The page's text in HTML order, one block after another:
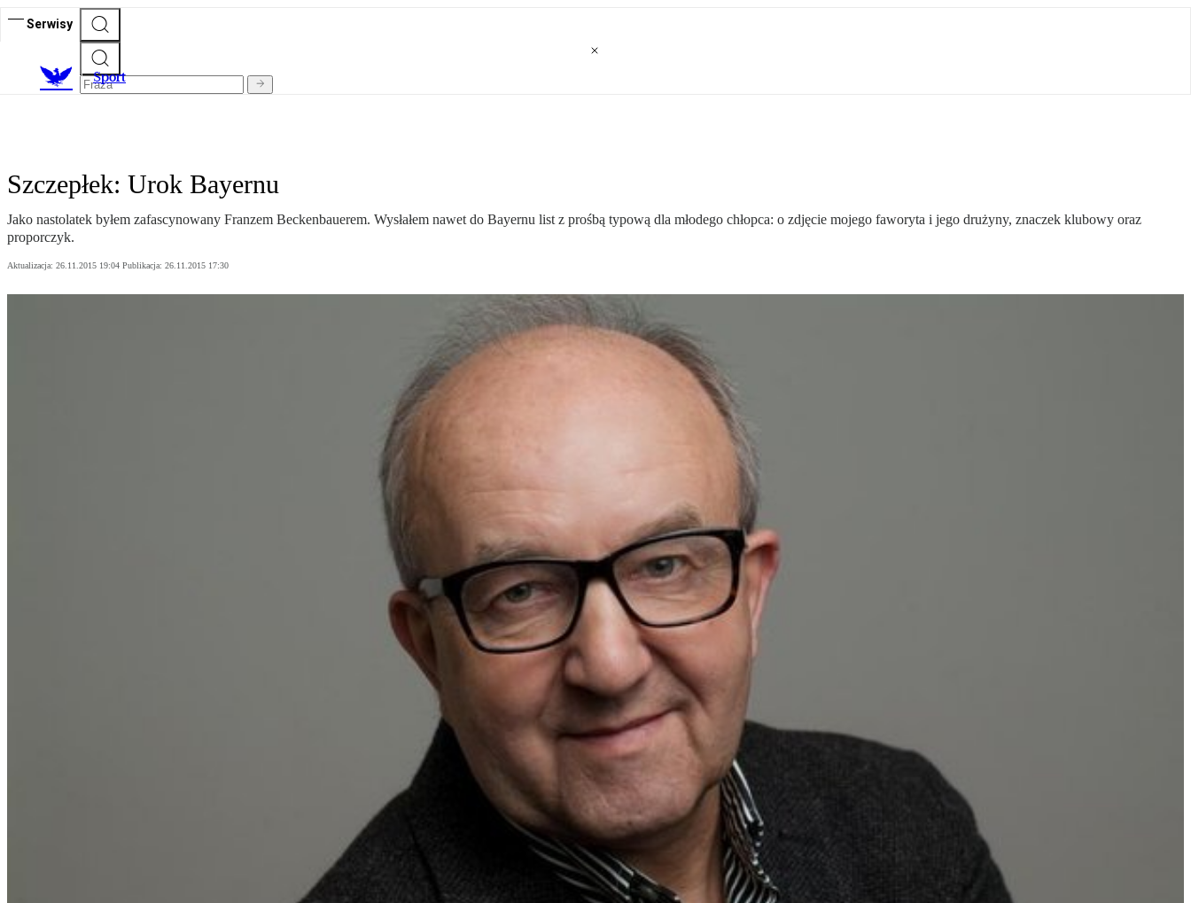
Serwisy
Sport
Szczepłek: Urok Bayernu
Jako nastolatek byłem zafascynowany Franzem Beckenbauerem. Wysłałem nawet do Bayernu list z prośbą typową dla młodego chłopca: o zdjęcie mojego faworyta i jego drużyny, znaczek klubowy oraz
proporczyk.
Aktualizacja: 26.11.2015 19:04 Publikacja: 26.11.2015 17:30